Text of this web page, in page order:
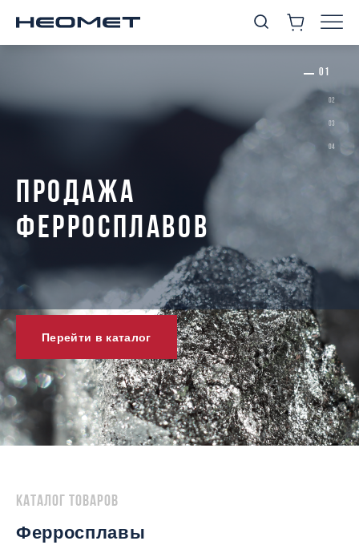
ПРОДАЖА
ФЕРРОСПЛАВОВ
Перейти в каталог
Каталог товаров
Ферросплавы